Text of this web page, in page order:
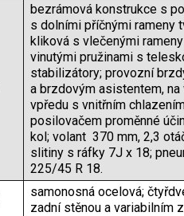
bezrámová konstrukce s
s dolními příčnými rameny
kliková s vlečenými
vinutými pružinami s
stabilizátory; provozní
a brzdovým asistentem,
vpředu s vnitřním
posilovačem proměnné
kol; volant 370 mm, 2,3
slitiny s ráfky 7J x 18;
225/45 R 18.
samonosná ocelová;
zadní stěnou a variabilním